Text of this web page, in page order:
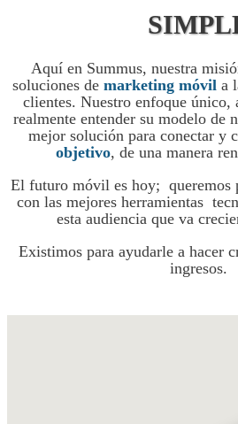
Aquí en Summus, nuestra
soluciones de marketing móvil a
clientes. Nuestro enfoque único,
realmente entender su modelo de
mejor solución para conectar y
objetivo, de una manera
El futuro móvil es hoy; queremos
con las mejores herramientas
esta audiencia que va
Existimos para ayudarle a hacer
ingresos.